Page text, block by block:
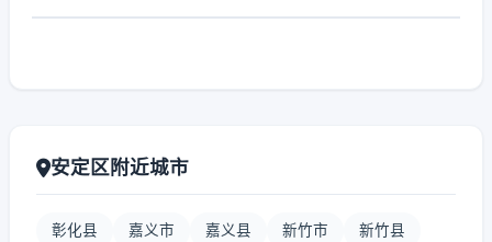
安定区附近城市
彰化县 嘉义市 嘉义县 新竹市 新竹县